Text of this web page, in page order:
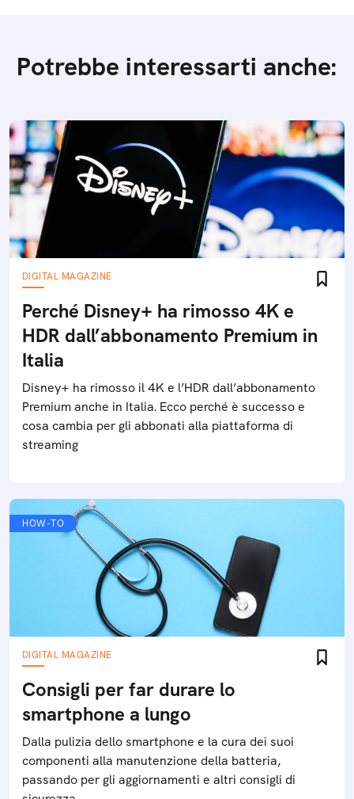
Potrebbe interessarti anche:
DIGITAL MAGAZINE
Perché Disney+ ha rimosso 4K e
HDR dall’abbonamento Premium in
Italia
Disney+ ha rimosso il 4K e l’HDR dall’abbonamento
Premium anche in Italia. Ecco perché è successo e
cosa cambia per gli abbonati alla piattaforma di
streaming
HOW-TO
DIGITAL MAGAZINE
Consigli per far durare lo
smartphone a lungo
Dalla pulizia dello smartphone e la cura dei suoi
componenti alla manutenzione della batteria,
passando per gli aggiornamenti e altri consigli di